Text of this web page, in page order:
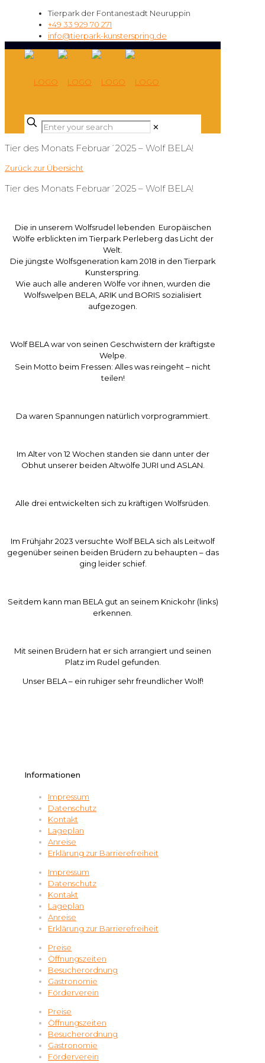
Tierpark der Fontanestadt Neuruppin
+49 33 929 70 271
info@tierpark-kunsterspring.de
✕
Tier des Monats Februar´2025 – Wolf BELA!
Zurück zur Übersicht
Tier des Monats Februar´2025 – Wolf BELA!
Die in unserem Wolfsrudel lebenden Europäischen
Wölfe erblickten im Tierpark Perleberg das Licht der
Welt.
Die jüngste Wolfsgeneration kam 2018 in den Tierpark
Kunsterspring.
Wie auch alle anderen Wölfe vor ihnen, wurden die
Wolfswelpen BELA, ARIK und BORIS sozialisiert
aufgezogen.
Wolf BELA war von seinen Geschwistern der kräftigste
Welpe.
Sein Motto beim Fressen: Alles was reingeht – nicht
teilen!
Da waren Spannungen natürlich vorprogrammiert.
Im Alter von 12 Wochen standen sie dann unter der
Obhut unserer beiden Altwölfe JURI und ASLAN.
Alle drei entwickelten sich zu kräftigen Wolfsrüden.
Im Frühjahr 2023 versuchte Wolf BELA sich als Leitwolf
gegenüber seinen beiden Brüdern zu behaupten – das
ging leider schief.
Seitdem kann man BELA gut an seinem Knickohr (links)
erkennen.
Mit seinen Brüdern hat er sich arrangiert und seinen
Platz im Rudel gefunden.
Unser BELA – ein ruhiger sehr freundlicher Wolf!
Informationen
Impressum
Datenschutz
Kontakt
Lageplan
Anreise
Erklärung zur Barrierefreiheit
Impressum
Datenschutz
Kontakt
Lageplan
Anreise
Erklärung zur Barrierefreiheit
Preise
Öffnungszeiten
Besucherordnung
Gastronomie
Förderverein
Preise
Öffnungszeiten
Besucherordnung
Gastronomie
Förderverein